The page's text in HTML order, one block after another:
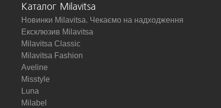
Каталог Milavitsa
Новинки Milavitsa. Чекаємо на надходження
Ексклюзив Milavitsa
Milavitsa Classic
Milavitsa Fashion
Aveline
Misstyle
Luna
Milabel